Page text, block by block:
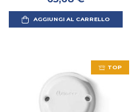
AGGIUNGI AL CARRELLO
TOP